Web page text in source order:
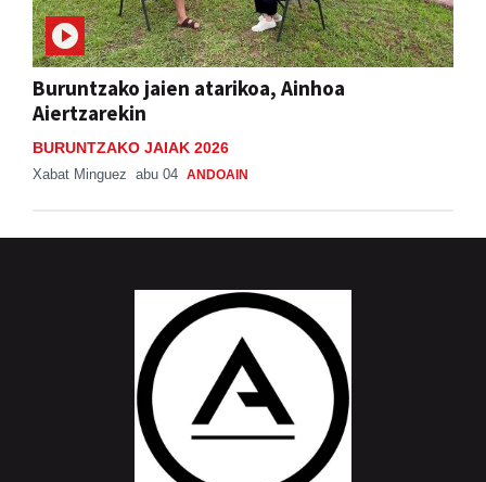
Buruntzako jaien atarikoa, Ainhoa
Aiertzarekin
BURUNTZAKO JAIAK 2026
Xabat Minguez abu 04 ANDOAIN